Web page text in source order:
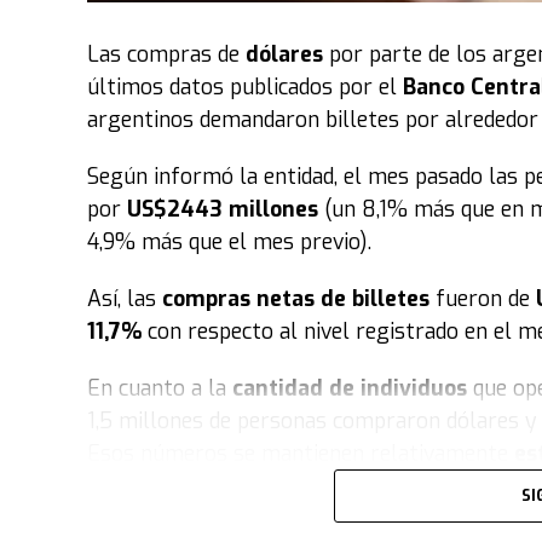
Un movimiento global con sello chaqueño
una visión de sus pastores fundadores, hoy
evangelismo y acción social que moviliza a
está instalada en 57 países a lo largo de los
traducida a más de 10 idiomas.
En consecuencia, tras lo vivido en este fin de
replicará simultáneamente en cada una de
liderazgo de la iglesia enfatiza que cada
Las compras de dólares por parte de los
últimos datos publicados por el Banco
argentinos demandaron billetes por alrededor
Según informó la entidad, el mes pasado las
por US$2443 millones (un 8,1% más que en
4,9% más que el mes previo).
Así, las compras netas de billetes fueron de
11,7% con respecto al nivel registrado en el
En cuanto a la cantidad de individuos que
de dólares por parte de